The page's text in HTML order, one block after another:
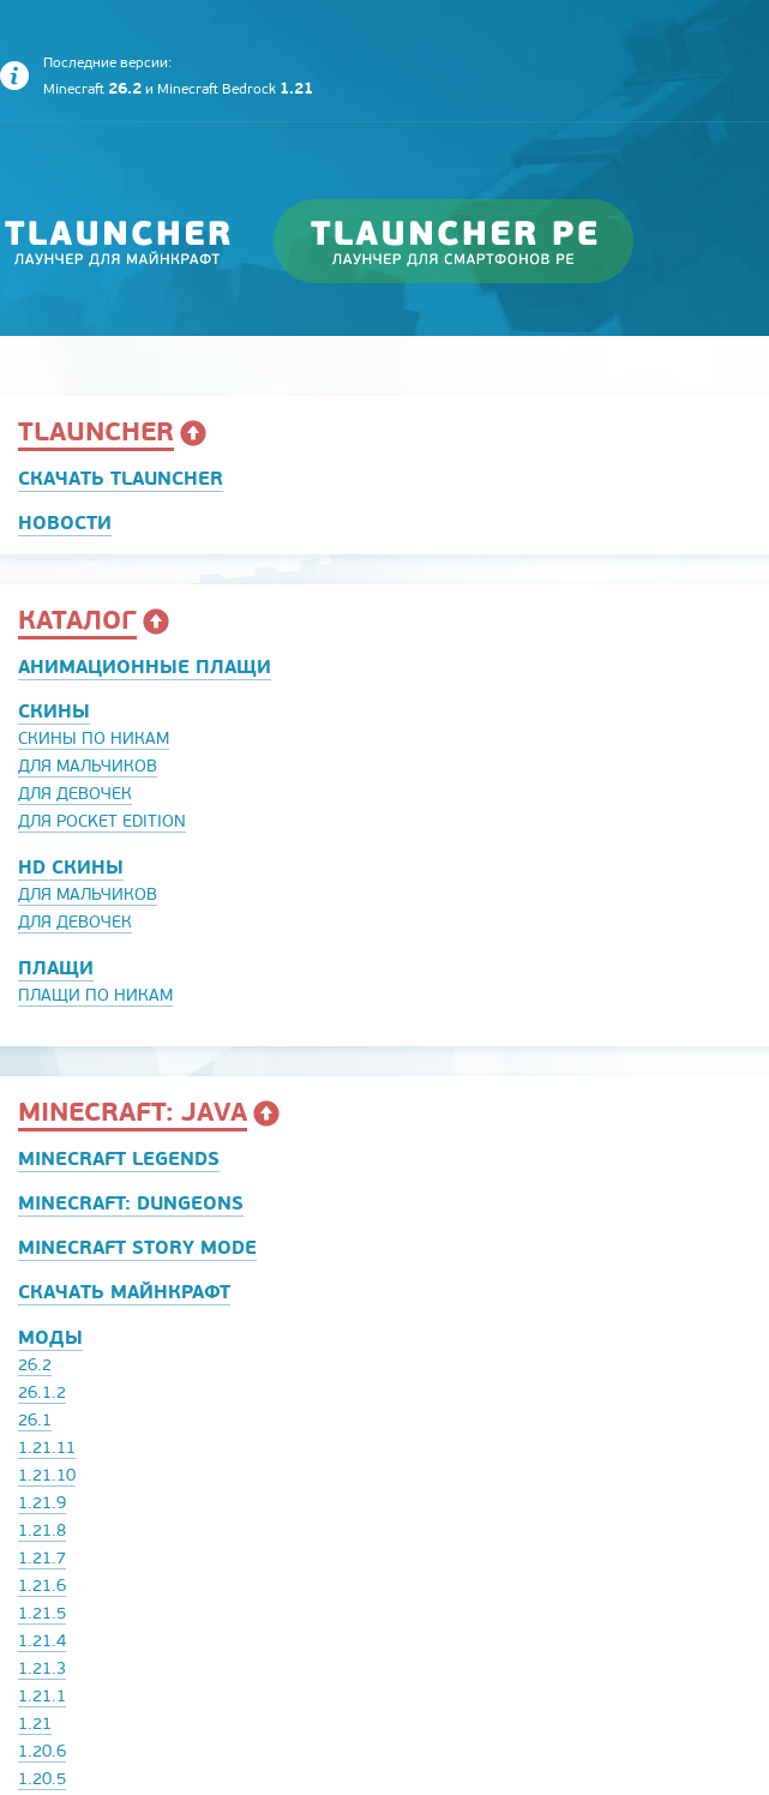
Последние версии:
Minecraft 26.2 и Minecraft Bedrock 1.21
TLAUNCHER
СКАЧАТЬ TLAUNCHER
НОВОСТИ
КАТАЛОГ
АНИМАЦИОННЫЕ ПЛАЩИ
СКИНЫ
СКИНЫ ПО НИКАМ
ДЛЯ МАЛЬЧИКОВ
ДЛЯ ДЕВОЧЕК
ДЛЯ POCKET EDITION
HD СКИНЫ
ДЛЯ МАЛЬЧИКОВ
ДЛЯ ДЕВОЧЕК
ПЛАЩИ
ПЛАЩИ ПО НИКАМ
MINECRAFT: JAVA
MINECRAFT LEGENDS
MINECRAFT: DUNGEONS
MINECRAFT STORY MODE
СКАЧАТЬ МАЙНКРАФТ
МОДЫ
26.2
26.1.2
26.1
1.21.11
1.21.10
1.21.9
1.21.8
1.21.7
1.21.6
1.21.5
1.21.4
1.21.3
1.21.1
1.21
1.20.6
1.20.5